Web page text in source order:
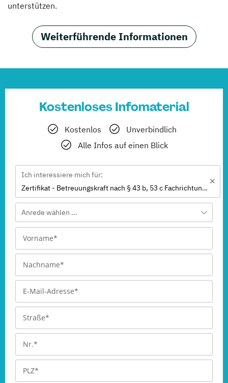
unterstützen.
Weiterführende Informationen
Kostenloses Infomaterial
Kostenlos
Unverbindlich
Alle Infos auf einen Blick
Ich interessiere mich für:
Zertifikat - Betreuungskraft nach § 43 b, 53 c Fachrichtung "Betreuung in der häuslichen Umgebung"
Anrede wählen ...